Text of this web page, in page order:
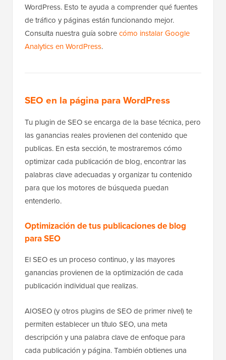
WordPress. Esto te ayuda a comprender qué fuentes
de tráfico y páginas están funcionando mejor.
Consulta nuestra guía sobrecómo instalar Google
Analytics en WordPress.
SEO en la página para WordPress
Tu plugin de SEO se encarga de la base técnica, pero
las ganancias reales provienen del contenido que
publicas. En esta sección, te mostraremos cómo
optimizar cada publicación de blog, encontrar las
palabras clave adecuadas y organizar tu contenido
para que los motores de búsqueda puedan
entenderlo.
Optimización de tus publicaciones de blog
para SEO
El SEO es un proceso continuo, y las mayores
ganancias provienen de la optimización de cada
publicación individual que realizas.
AIOSEO (y otros plugins de SEO de primer nivel) te
permiten establecer un título SEO, una meta
descripción y una palabra clave de enfoque para
cada publicación y página. También obtienes una